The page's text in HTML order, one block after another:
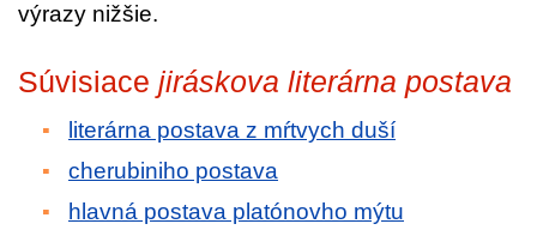
výrazy nižšie.
Súvisiace jiráskova literárna postava
literárna postava z mŕtvych duší
cherubiniho postava
hlavná postava platónovho mýtu